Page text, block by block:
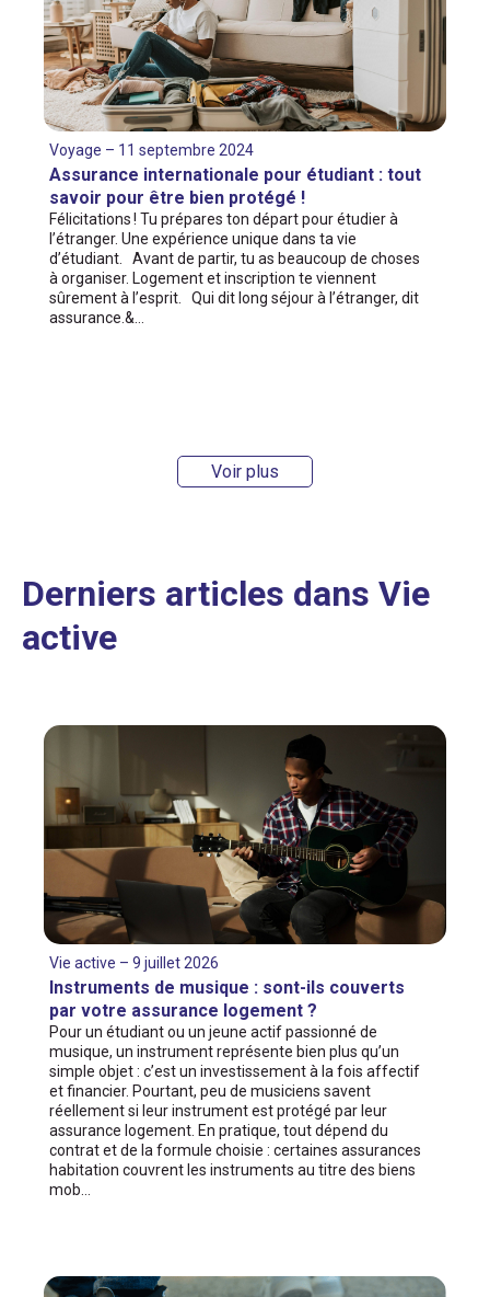
Voyage – 11 septembre 2024
Assurance internationale pour étudiant : tout
savoir pour être bien protégé !
Félicitations ! Tu prépares ton départ pour étudier à
l’étranger. Une expérience unique dans ta vie
d’étudiant. Avant de partir, tu as beaucoup de choses
à organiser. Logement et inscription te viennent
sûrement à l’esprit. Qui dit long séjour à l’étranger, dit
assurance.&…
Voir plus
Derniers articles dans Vie
active
Vie active – 9 juillet 2026
Instruments de musique : sont-ils couverts
par votre assurance logement ?
Pour un étudiant ou un jeune actif passionné de
musique, un instrument représente bien plus qu’un
simple objet : c’est un investissement à la fois affectif
et financier. Pourtant, peu de musiciens savent
réellement si leur instrument est protégé par leur
assurance logement. En pratique, tout dépend du
contrat et de la formule choisie : certaines assurances
habitation couvrent les instruments au titre des biens
mob…